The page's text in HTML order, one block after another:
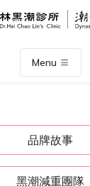
Menu
品牌故事
黑潮減重團隊